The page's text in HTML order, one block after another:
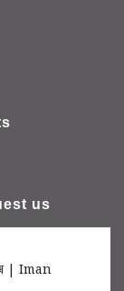
us
| Iman